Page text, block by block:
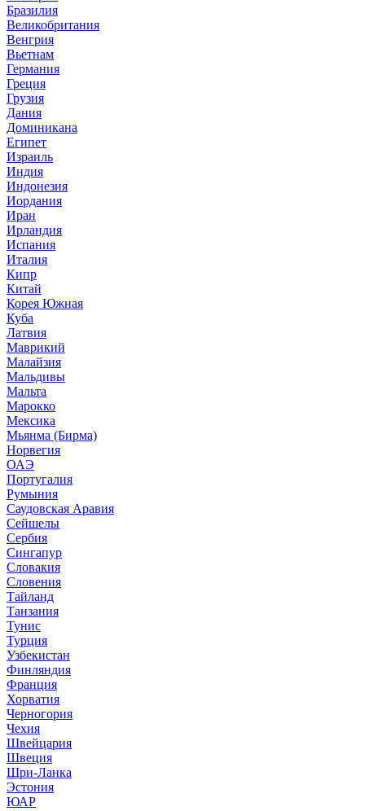
Бразилия
Великобритания
Венгрия
Вьетнам
Германия
Греция
Грузия
Дания
Доминикана
Египет
Израиль
Индия
Индонезия
Иордания
Иран
Ирландия
Испания
Италия
Кипр
Китай
Корея Южная
Куба
Латвия
Маврикий
Малайзия
Мальдивы
Мальта
Марокко
Мексика
Мьянма (Бирма)
Норвегия
ОАЭ
Португалия
Румыния
Саудовская Аравия
Сейшелы
Сербия
Сингапур
Словакия
Словения
Тайланд
Танзания
Тунис
Турция
Узбекистан
Финляндия
Франция
Хорватия
Черногория
Чехия
Швейцария
Швеция
Шри-Ланка
Эстония
ЮАР